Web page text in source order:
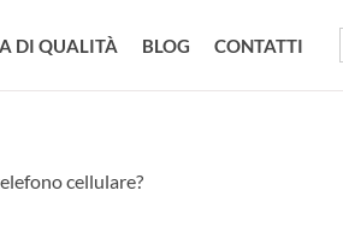
DI QUALITÀ BLOG CONTATTI
cellulare?